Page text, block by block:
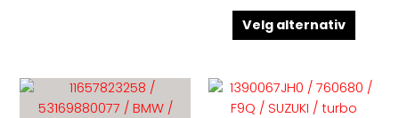
Velg alternativ
produktet
Dette